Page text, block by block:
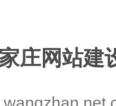
庄网站建